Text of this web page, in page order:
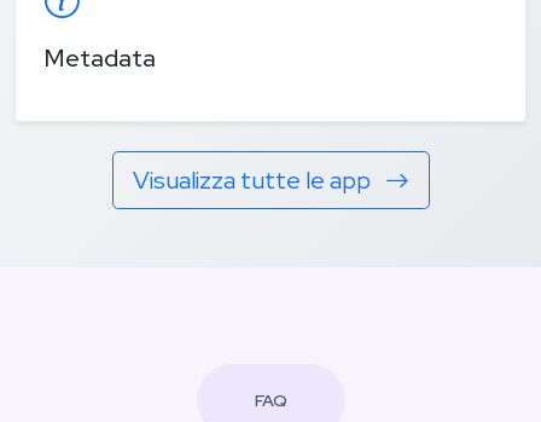
Metadata
Visualizza tutte le app
FAQ